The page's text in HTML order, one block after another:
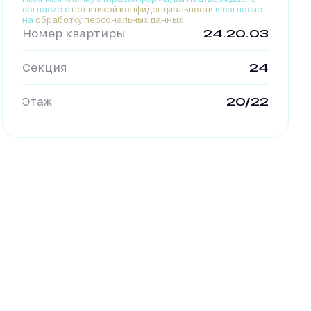
согласие с политикой конфиденциальности и согласие
на обработку персональных данных
Номер квартиры 24.20.03
Секция 24
Этаж 20/22